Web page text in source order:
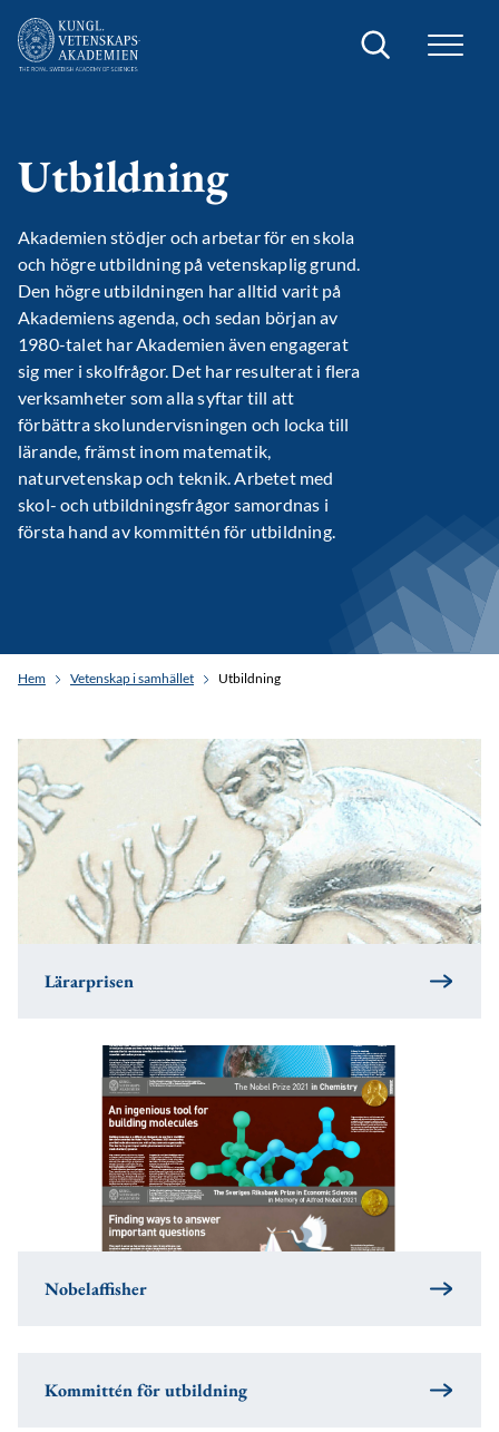
Sök
Utbildning
Akademien stödjer och arbetar för en skola
och högre utbildning på vetenskaplig grund.
Den högre utbildningen har alltid varit på
Akademiens agenda, och sedan början av
1980-talet har Akademien även engagerat
sig mer i skolfrågor. Det har resulterat i flera
verksamheter som alla syftar till att
förbättra skolundervisningen och locka till
lärande, främst inom matematik,
naturvetenskap och teknik. Arbetet med
skol- och utbildningsfrågor samordnas i
första hand av kommittén för utbildning.
Hem Vetenskap i samhället Utbildning
Lärarprisen
Nobelaffisher
Kommittén för utbildning